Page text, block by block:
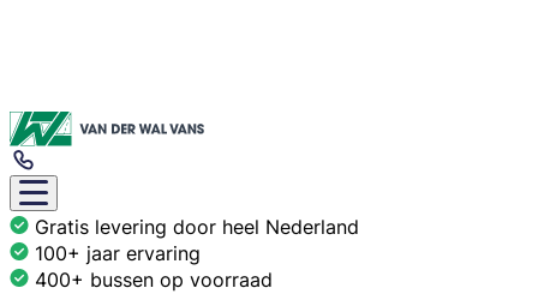
Gratis levering door heel Nederland
100+ jaar ervaring
400+ bussen op voorraad